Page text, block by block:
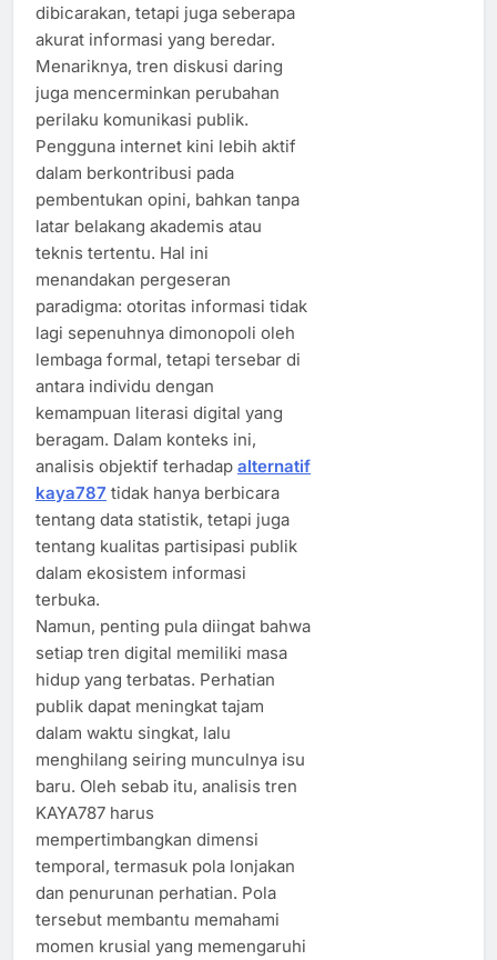
dibicarakan, tetapi juga seberapa
akurat informasi yang beredar.
Menariknya, tren diskusi daring
juga mencerminkan perubahan
perilaku komunikasi publik.
Pengguna internet kini lebih aktif
dalam berkontribusi pada
pembentukan opini, bahkan tanpa
latar belakang akademis atau
teknis tertentu. Hal ini
menandakan pergeseran
paradigma: otoritas informasi tidak
lagi sepenuhnya dimonopoli oleh
lembaga formal, tetapi tersebar di
antara individu dengan
kemampuan literasi digital yang
beragam. Dalam konteks ini,
analisis objektif terhadap alternatif
kaya787 tidak hanya berbicara
tentang data statistik, tetapi juga
tentang kualitas partisipasi publik
dalam ekosistem informasi
terbuka.
Namun, penting pula diingat bahwa
setiap tren digital memiliki masa
hidup yang terbatas. Perhatian
publik dapat meningkat tajam
dalam waktu singkat, lalu
menghilang seiring munculnya isu
baru. Oleh sebab itu, analisis tren
KAYA787 harus
mempertimbangkan dimensi
temporal, termasuk pola lonjakan
dan penurunan perhatian. Pola
tersebut membantu memahami
momen krusial yang memengaruhi